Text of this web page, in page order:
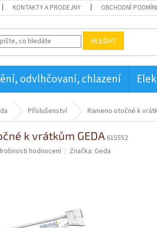
KONTAKTY A PRODEJNY OBCHODNÍ
HLEDAT
odvlhčovaní, chlazení
Příslušenství Rameno otočné k
k vrátkům GEDA 615552
hodnocení Značka: Geda